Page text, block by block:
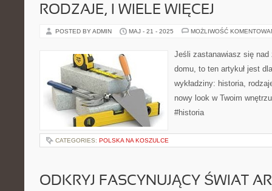
RODZAJE, I WIELE WIĘCEJ
POSTED BY ADMIN MAJ - 21 - 2025 MOŻLIWOŚĆ
Jeśli zastanawiasz się nad
domu, to ten artykuł jest
wykładziny: historia,
nowy look w Twoim
#historia
CATEGORIES: POLSKA NA KOSZULCE
ODKRYJ FASCYNUJĄCY ŚWIAT